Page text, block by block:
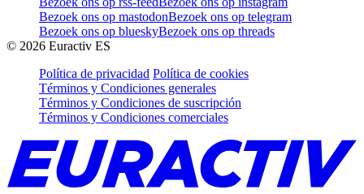
Bezoek ons op mastodonBezoek ons op telegram
Bezoek ons op blueskyBezoek ons op threads
© 2026 Euractiv ES
Política de privacidad Política de cookies
Términos y Condiciones generales
Términos y Condiciones de suscripción
Términos y Condiciones comerciales